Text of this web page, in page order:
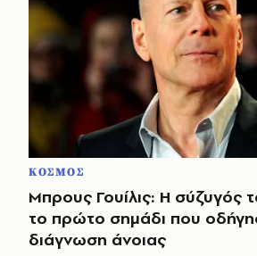
ΚΟΣΜΟΣ
Μπρους Γουίλις: Η σύζυγός
το πρώτο σημάδι που
διάγνωση άνοιας